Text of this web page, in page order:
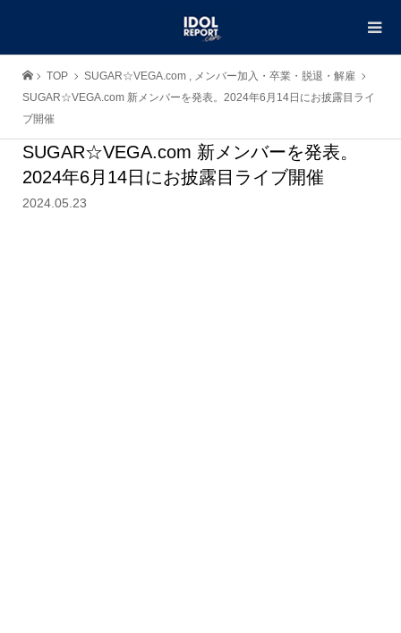
TOP SUGAR☆VEGA.com , メンバー加入・卒業・脱退・解雇
SUGAR☆VEGA.com 新メンバーを発表。2024年6月14日にお披露目ライ
ブ開催
SUGAR☆VEGA.com 新メンバーを発表。
2024年6月14日にお披露目ライブ開催
2024.05.23